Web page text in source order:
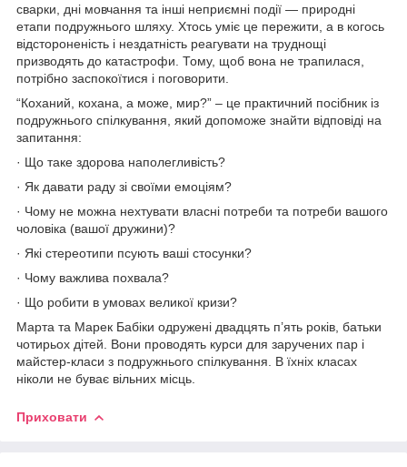
сварки, дні мовчання та інші неприємні події — природні
етапи подружнього шляху. Хтось уміє це пережити, а в когось
відстороненість і нездатність реагувати на труднощі
призводять до катастрофи. Тому, щоб вона не трапилася,
потрібно заспокоїтися і поговорити.
“Коханий, кохана, а може, мир?” – це практичний посібник із
подружнього спілкування, який допоможе знайти відповіді на
запитання:
· Що таке здорова наполегливість?
· Як давати раду зі своїми емоціям?
· Чому не можна нехтувати власні потреби та потреби вашого
чоловіка (вашої дружини)?
· Які стереотипи псують ваші стосунки?
· Чому важлива похвала?
· Що робити в умовах великої кризи?
Марта та Марек Бабіки одружені двадцять п’ять років, батьки
чотирьох дітей. Вони проводять курси для заручених пар і
майстер-класи з подружнього спілкування. В їхніх класах
ніколи не буває вільних місць.
Приховати